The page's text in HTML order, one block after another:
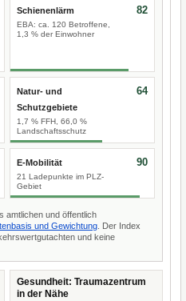
Schienenlärm
EBA: ca. 120 Betroffene,
1,3 % der Einwohner
82
Natur- und
Schutzgebiete
1,7 % FFH, 66,0 %
Landschaftsschutz
64
E-Mobilität
21 Ladepunkte im PLZ-
Gebiet
90
amtlichen und öffentlich
und Gewichtung . Der Index
und keine
Gesundheit: Traumazentrum
in der Nähe